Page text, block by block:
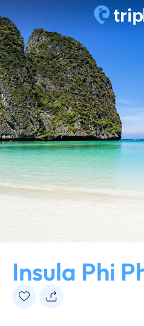
Insula Phi